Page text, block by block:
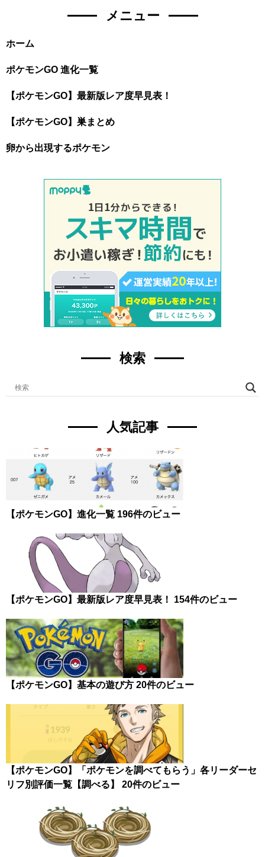
メニュー
ホーム
ポケモンGO 進化一覧
【ポケモンGO】最新版レア度早見表！
【ポケモンGO】巣まとめ
卵から出現するポケモン
検索
人気記事
【ポケモンGO】進化一覧 196件のビュー
【ポケモンGO】最新版レア度早見表！ 154件のビュー
【ポケモンGO】基本の遊び方 20件のビュー
【ポケモンGO】「ポケモンを調べてもらう」各リーダーセ
リフ別評価一覧【調べる】
20件のビュー